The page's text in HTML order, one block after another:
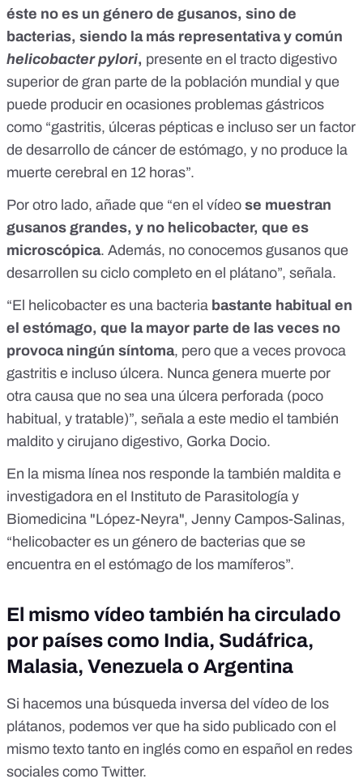
éste no es un género de gusanos, sino de
bacterias, siendo la más representativa y común
helicobacter pylori, presente en el tracto digestivo
superior de gran parte de la población mundial y que
puede producir en ocasiones problemas gástricos
como “gastritis, úlceras pépticas e incluso ser un factor
de desarrollo de cáncer de estómago, y no produce la
muerte cerebral en 12 horas”.
Por otro lado, añade que “en el vídeo se muestran
gusanos grandes, y no helicobacter, que es
microscópica. Además, no conocemos gusanos que
desarrollen su ciclo completo en el plátano”, señala.
“El helicobacter es una bacteria bastante habitual en
el estómago, que la mayor parte de las veces no
provoca ningún síntoma, pero que a veces provoca
gastritis e incluso úlcera. Nunca genera muerte por
otra causa que no sea una úlcera perforada (poco
habitual, y tratable)”, señala a este medio el también
maldito y cirujano digestivo, Gorka Docio.
En la misma línea nos responde la también maldita e ​​
investigadora en el Instituto de Parasitología y
Biomedicina "López-Neyra", Jenny Campos-Salinas,
“helicobacter es un género de bacterias que se
encuentra en el estómago de los mamíferos”.
El mismo vídeo también ha circulado
por países como India, Sudáfrica,
Malasia, Venezuela o Argentina
Si hacemos una búsqueda inversa del vídeo de los
plátanos, podemos ver que ha sido publicado con el
mismo texto tanto en inglés como en español en redes
sociales como Twitter.